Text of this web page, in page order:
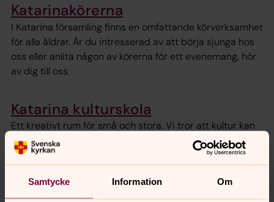
Samtycke Information Om
Katarinakörerna
I Katarina församling finns en omfattande körverksamhet
för alla åldrar. Är du intresserad av att börja sjunga hos
oss eller anlita någon av körerna för ett evenemang, hör
av dig till oss.
Katarina kulturskola
Ett kreativt rum för små och stora. Vi tror att kultur kan
förändra världen.
Studio Katarina
Nytt Studio Katarina avsnitt! Om begravning –